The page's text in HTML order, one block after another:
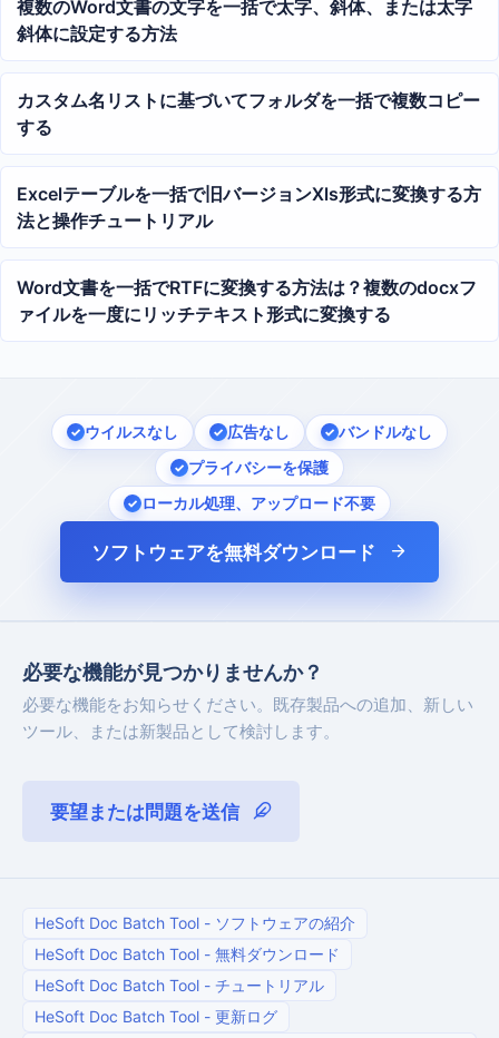
複数のWord文書の文字を一括で太字、斜体、または太字
斜体に設定する方法
カスタム名リストに基づいてフォルダを一括で複数コピー
する
Excelテーブルを一括で旧バージョンXls形式に変換する方
法と操作チュートリアル
Word文書を一括でRTFに変換する方法は？複数のdocxフ
ァイルを一度にリッチテキスト形式に変換する
ウイルスなし 広告なし
バンドルなし
プライバシーを保護
ローカル処理、アップロード不要
ソフトウェアを無料ダウンロード
必要な機能が見つかりませんか？
必要な機能をお知らせください。既存製品への追加、新しい
ツール、または新製品として検討します。
要望または問題を送信
HeSoft Doc Batch Tool - ソフトウェアの紹介
HeSoft Doc Batch Tool - 無料ダウンロード
HeSoft Doc Batch Tool - チュートリアル
HeSoft Doc Batch Tool - 更新ログ